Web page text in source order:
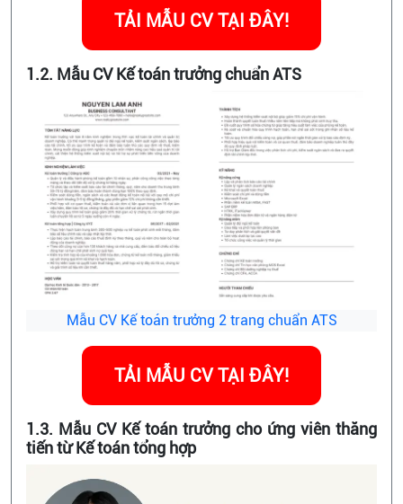
TẢI MẪU CV TẠI ĐÂY!
1.2. Mẫu CV Kế toán trưởng chuẩn ATS
Mẫu CV Kế toán trưởng 2 trang chuẩn ATS
TẢI MẪU CV TẠI ĐÂY!
1.3. Mẫu CV Kế toán trưởng cho ứng viên thăng
tiến từ Kế toán tổng hợp